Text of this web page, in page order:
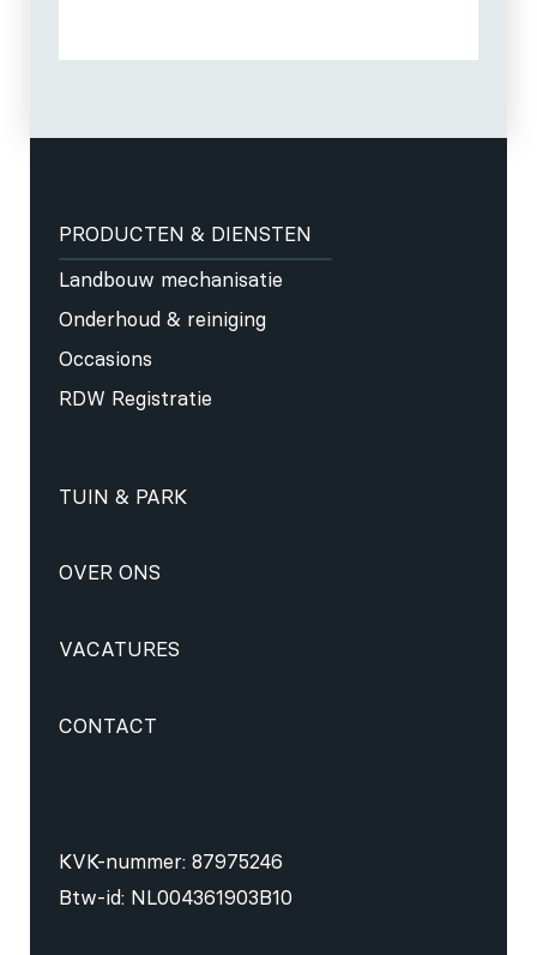
PRODUCTEN & DIENSTEN
Landbouw mechanisatie
Onderhoud & reiniging
Occasions
RDW Registratie
TUIN & PARK
OVER ONS
VACATURES
CONTACT
KVK-nummer: 87975246
Btw-id: NL004361903B10